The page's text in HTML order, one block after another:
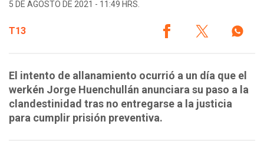
5 DE AGOSTO DE 2021 - 11:49 HRS.
T13
El intento de allanamiento ocurrió a un día que el
werkén Jorge Huenchullán anunciara su paso a la
clandestinidad tras no entregarse a la justicia
para cumplir prisión preventiva.